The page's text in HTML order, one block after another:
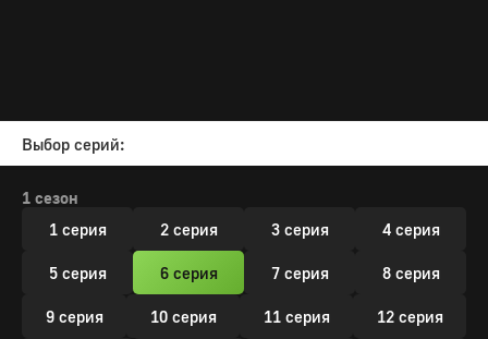
Выбор серий:
1 сезон
1 серия
2 серия 3 серия 4 серия
5 серия 6 серия 7 серия 8 серия
9 серия 10 серия 11 серия 12 серия